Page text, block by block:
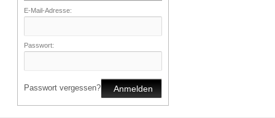
E-Mail-Adresse:
Passwort:
Passwort vergessen? Anmelden